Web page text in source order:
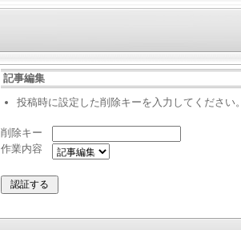
記事編集
投稿時に設定した削除キーを入力してください。
削除キー
作業内容